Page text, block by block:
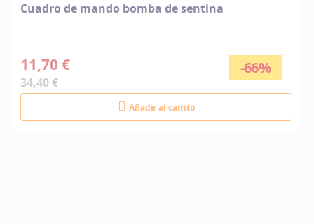
Cuadro de mando bomba de sentina
-66%
11,70 €
34,40 €
Añadir al carrito